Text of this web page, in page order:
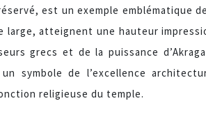
est un exemple emblématique
atteignent une hauteur
grecs et de la puissance
symbole de l’excellence
religieuse du temple.